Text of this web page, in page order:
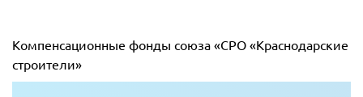
Компенсационные фонды союза «СРО «Краснодарские
строители»